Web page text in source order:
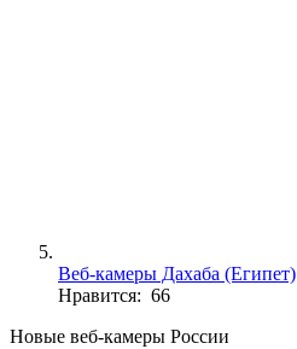
Веб-камеры Дахаба (Египет)
Нравится: 66
Новые веб-камеры России